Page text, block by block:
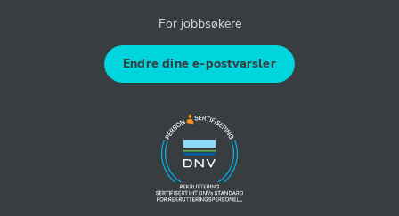
For jobbsøkere
Endre dine e-postvarsler